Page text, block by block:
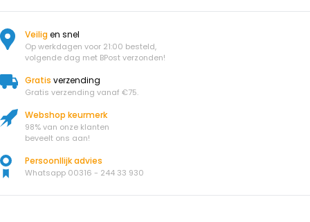
Veiligen snel
Op werkdagen voor 21:00 besteld,
volgende dag met BPost verzonden!
Gratis verzending
Gratis verzending vanaf €75.
Webshop keurmerk
98% van onze klanten
beveelt ons aan!
Persoonllijk advies
Whatsapp 00316 - 244 33 930